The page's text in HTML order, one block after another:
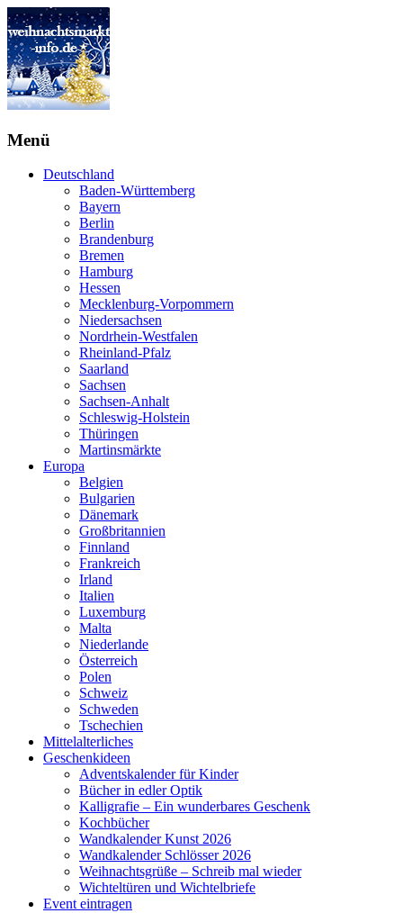
Menü
Deutschland
Baden-Württemberg
Bayern
Berlin
Brandenburg
Bremen
Hamburg
Hessen
Mecklenburg-Vorpommern
Niedersachsen
Nordrhein-Westfalen
Rheinland-Pfalz
Saarland
Sachsen
Sachsen-Anhalt
Schleswig-Holstein
Thüringen
Martinsmärkte
Europa
Belgien
Bulgarien
Dänemark
Großbritannien
Finnland
Frankreich
Irland
Italien
Luxemburg
Malta
Niederlande
Österreich
Polen
Schweiz
Schweden
Tschechien
Mittelalterliches
Geschenkideen
Adventskalender für Kinder
Bücher in edler Optik
Kalligrafie – Ein wunderbares Geschenk
Kochbücher
Wandkalender Kunst 2026
Wandkalender Schlösser 2026
Weihnachtsgrüße – Schreib mal wieder
Wichteltüren und Wichtelbriefe
Event eintragen